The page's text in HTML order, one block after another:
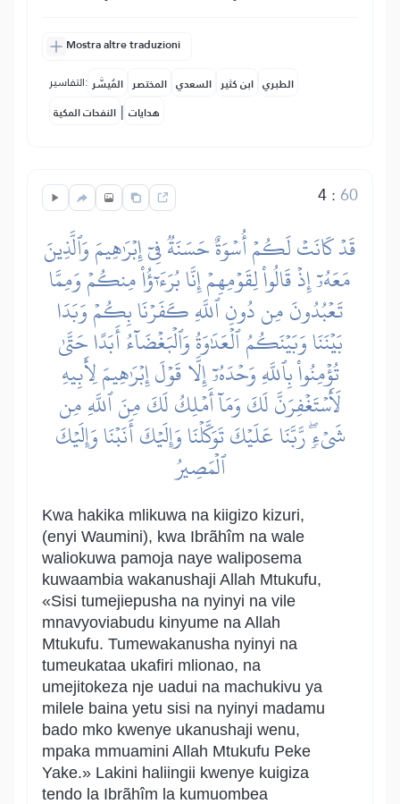
Mostra altre traduzioni
التفاسير: المُيسَّر المختصر السعدي ابن كثير الطبري
النفحات المكية | هدايات
4:60
قَدۡ كَانَتۡ لَكُمۡ أُسۡوَةٌ حَسَنَةٞ فِيٓ إِبۡرَٰهِيمَ وَٱلَّذِينَ
مَعَهُۥٓ إِذۡ قَالُواْ لِقَوۡمِهِمۡ إِنَّا بُرَءَٰٓؤُاْ مِنكُمۡ وَمِمَّا
تَعۡبُدُونَ مِن دُونِ ٱللَّهِ كَفَرۡنَا بِكُمۡ وَبَدَا
بَيۡنَنَا وَبَيۡنَكُمُ ٱلۡعَدَٰوَةُ وَٱلۡبَغۡضَآءُ أَبَدًا حَتَّىٰ
تُؤۡمِنُواْ بِٱللَّهِ وَحۡدَهُۥٓ إِلَّا قَوۡلَ إِبۡرَٰهِيمَ لِأَبِيهِ
لَأَسۡتَغۡفِرَنَّ لَكَ وَمَآ أَمۡلِكُ لَكَ مِنَ ٱللَّهِ مِن
شَيۡءٖۖ رَّبَّنَا عَلَيۡكَ تَوَكَّلۡنَا وَإِلَيۡكَ أَنَبۡنَا وَإِلَيۡكَ
ٱلۡمَصِيرُ
Kwa hakika mlikuwa na kiigizo kizuri,
(enyi Waumini), kwa Ibrãhîm na wale
waliokuwa pamoja naye waliposema
kuwaambia wakanushaji Allah Mtukufu,
«Sisi tumejiepusha na nyinyi na vile
mnavyoviabudu kinyume na Allah
Mtukufu. Tumewakanusha nyinyi na
tumeukataa ukafiri mlionao, na
umejitokeza nje uadui na machukivu ya
milele baina yetu sisi na nyinyi madamu
bado mko kwenye ukanushaji wenu,
mpaka mmuamini Allah Mtukufu Peke
Yake.» Lakini haliingii kwenye kuigiza
tendo la Ibrãhîm la kumuombea